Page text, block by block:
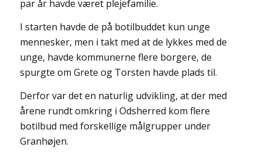
par år havde været plejefamilie.
I starten havde de på botilbuddet kun unge
mennesker, men i takt med at de lykkes med de
unge, havde kommunerne flere borgere, de
spurgte om Grete og Torsten havde plads til.
Derfor var det en naturlig udvikling, at der med
årene rundt omkring i Odsherred kom flere
botilbud med forskellige målgrupper under
Granhøjen.